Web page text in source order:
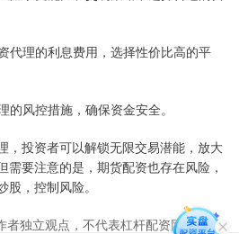
代理的利息费用，选择性价比高的平
的风控措施，确保资金安全。
，投资者可以解锁无限交易潜能，放大
要注意的是，期货配资也存在风险，
，控制风险。
者独立观点，不代表杠杆配资网站观点